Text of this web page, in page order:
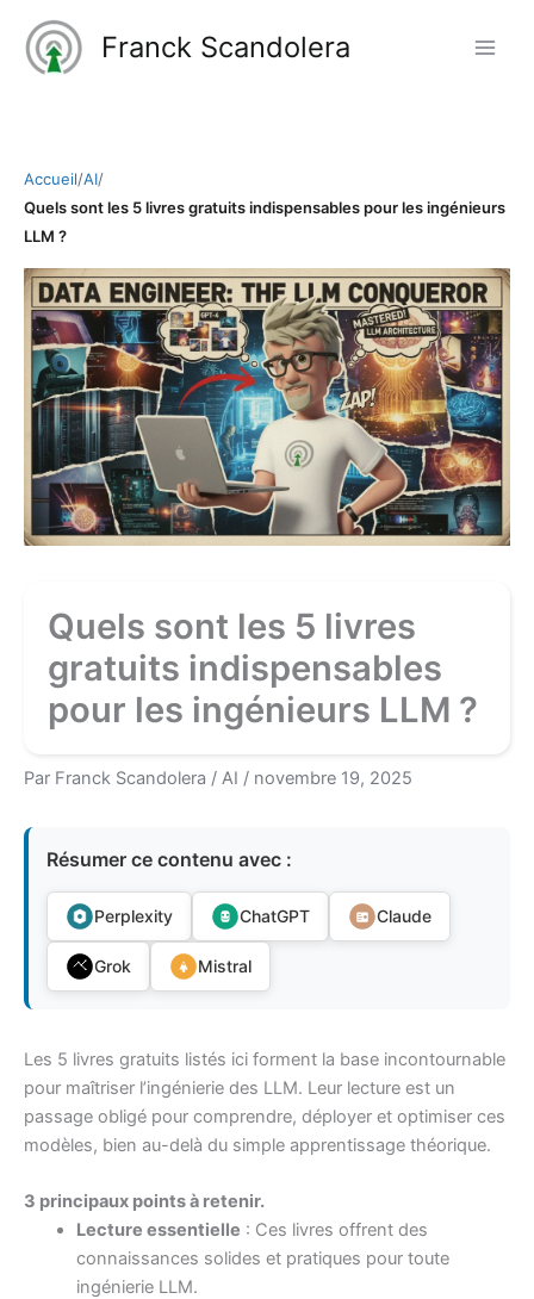
contenu
Franck Scandolera
Accueil/AI/
Quels sont les 5 livres gratuits indispensables pour les ingénieurs
LLM ?
Quels sont les 5 livres
gratuits indispensables
pour les ingénieurs LLM ?
Par Franck Scandolera / AI / novembre 19, 2025
Résumer ce contenu avec :
Perplexity ChatGPT Claude
Grok Mistral
Les 5 livres gratuits listés ici forment la base incontournable
pour maîtriser l’ingénierie des LLM. Leur lecture est un
passage obligé pour comprendre, déployer et optimiser ces
modèles, bien au-delà du simple apprentissage théorique.
3 principaux points à retenir.
Lecture essentielle : Ces livres offrent des
connaissances solides et pratiques pour toute
ingénierie LLM.